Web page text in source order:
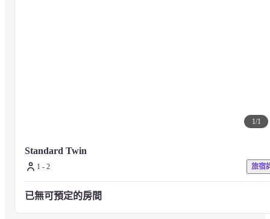
同一樓層的私人桑拿浴室將另行收費。 請在接待處申請。
木紋設計融合了間接照明和百葉窗等細節，營造出寧靜的氛圍。
1/1
Standard Twin
1 - 2 旅宿
已無可預定的房間